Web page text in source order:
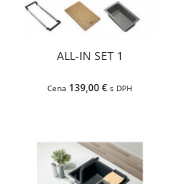
ALL-IN SET 1
Cena 139,00 € s DPH